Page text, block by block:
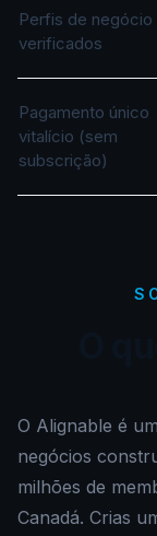
Perfis de negócio
verificados
Pagamento único
vitalício (sem
subscrição)
O Alignable é
negócios
milhões de
Canadá. Crias